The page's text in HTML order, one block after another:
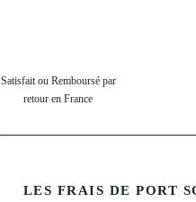
Satisfait ou Remboursé par
retour en France
LES FRAIS DE PORT